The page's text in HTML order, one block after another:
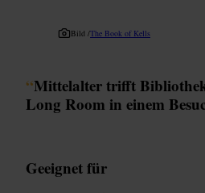
Bild /The Book of Kells
“Mittelalter trifft
Long Room in einem
Geeignet für